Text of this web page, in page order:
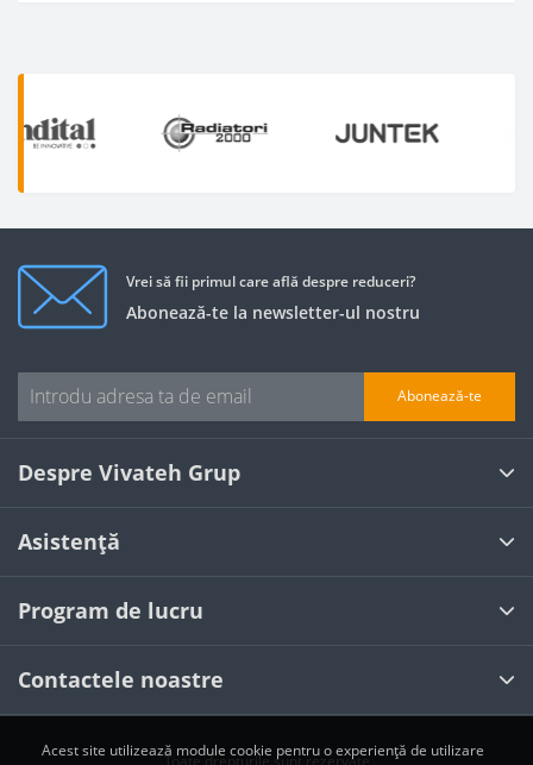
Vrei să fii primul care află despre reduceri?
Abonează-te la newsletter-ul nostru
Abonează-te
Despre Vivateh Grup
Asistență
Program de lucru
Contactele noastre
Toate drepturile sunt rezervate
Acest site utilizează module cookie pentru o experiență de utilizare